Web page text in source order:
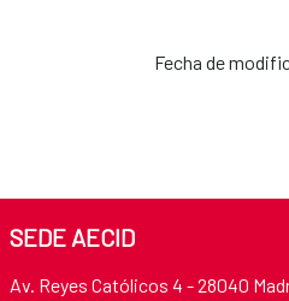
Fecha de
SEDE AECID
Av. Reyes Católicos 4 - 28040